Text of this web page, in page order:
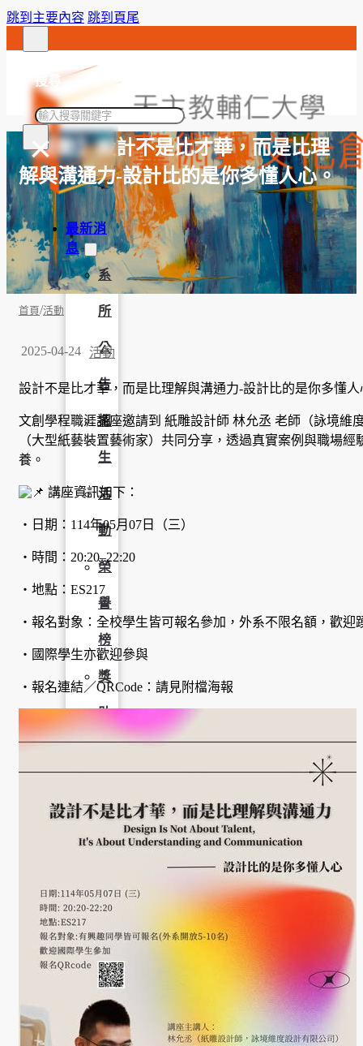
跳到主要內容 跳到頁尾
搜尋
搜
×
最新消
息
系
所
公
告
招
生
活
動
榮
譽
榜
獎
助
學程簡
課程資
訊
招生資
訊
成果發
活動集
【活動】設計不是比才華，而是比理
解與溝通力-設計比的是你多懂人心。
首頁/活動
2025-04-24 活動
設計不是比才華，而是比理解與溝通力-設計比的是你多懂人
文創學程職涯講座邀請到 紙雕設計師 林允丞 老師（詠境維
（大型紙藝裝置藝術家）共同分享，透過真實案例與職場
養。
講座資訊如下：
・日期：114年05月07日（三）
・時間：20:20–22:20
・地點：ES217
・報名對象：全校學生皆可報名參加，外系不限名額，歡迎
・國際學生亦歡迎參與
・報名連結／QRCode：請見附檔海報